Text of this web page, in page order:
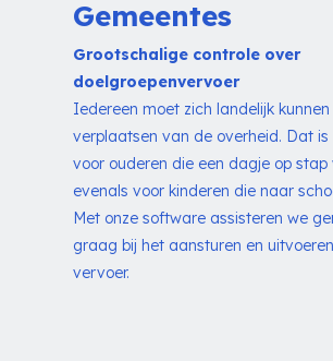
Gemeentes
Grootschalige controle over
doelgroepenvervoer
Iedereen moet zich landelijk kunnen
verplaatsen van de overheid. Dat is
voor ouderen die een dagje op stap
evenals voor kinderen die naar
Met onze software assisteren we
graag bij het aansturen en
vervoer.